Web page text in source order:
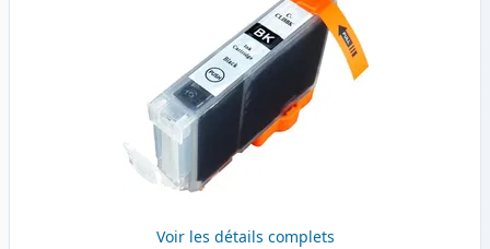
Voir les détails complets